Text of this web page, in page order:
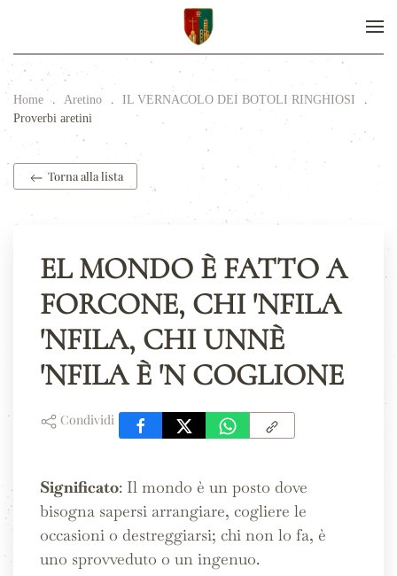
Home Aretino
IL VERNACOLO DEI BOTOLI RINGHIOSI
Proverbi aretini
Torna alla lista
EL MONDO È FATTO A
FORCONE, CHI 'NFILA
'NFILA, CHI UNNÈ
'NFILA È 'N COGLIONE
Condividi
Significato: Il mondo è un posto dove
bisogna sapersi arrangiare, cogliere le
occasioni o destreggiarsi; chi non lo fa, è
uno sprovveduto o un ingenuo.